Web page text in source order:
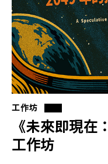
工作坊
《未來即現在
工作坊